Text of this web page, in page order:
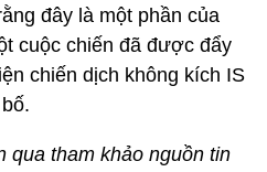
đây là một phần của
cuộc chiến đã được đẩy
chiến dịch không kích IS
qua tham khảo nguồn tin